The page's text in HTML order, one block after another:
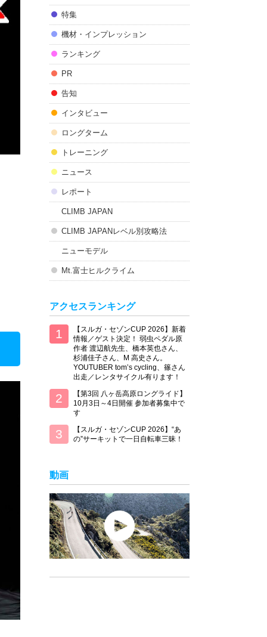
特集
機材・インプレッション
ランキング
PR
告知
インタビュー
ロングターム
トレーニング
ニュース
レポート
CLIMB JAPAN
CLIMB JAPANレベル別攻略法
ニューモデル
Mt.富士ヒルクライム
アクセスランキング
【スルガ・セゾンCUP 2026】新着
情報／ゲスト決定！ 弱虫ペダル原
作者 渡辺航先生、橋本英也さん、
杉浦佳子さん、M 高史さん。
YOUTUBER tom’s cycling、篠さん
出走／レンタサイクル有ります！
【第3回 八ヶ岳高原ロングライド】
10月3日～4日開催 参加者募集中で
す
【スルガ・セゾンCUP 2026】“あ
の”サーキットで一日自転車三昧！
動画